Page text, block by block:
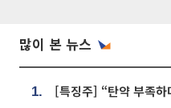
많이 본 뉴스
1.